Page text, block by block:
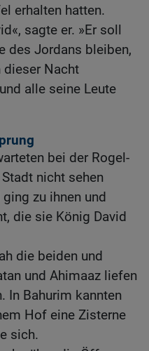
erhalten hatten.
sagte er. »Er soll
des Jordans bleiben,
dieser Nacht
alle seine Leute
bei der Rogel-
nicht sehen
zu ihnen und
die sie König David
die beiden und
und Ahimaaz liefen
In Bahurim kannten
Hof eine Zisterne
sich.